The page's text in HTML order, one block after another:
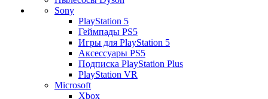
Sony
PlayStation 5
Геймпады PS5
Игры для PlayStation 5
Аксессуары PS5
Подписка PlayStation Plus
PlayStation VR
Microsoft
Xbox